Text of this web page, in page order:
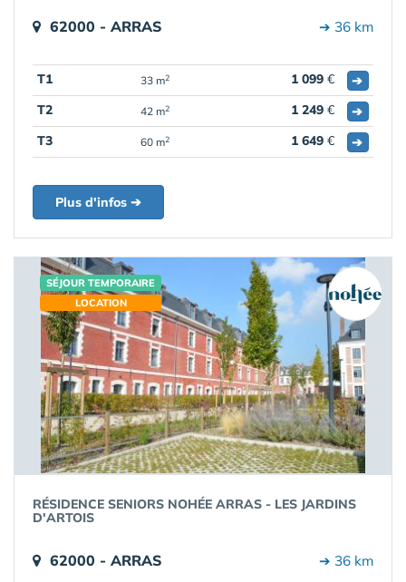
62000 - ARRAS ➔ 36 km
T1 33 m2 1 099 €
➔
T2
42 m2 1 249 €
➔
T3
60 m2 1 649 € ➔
Plus d'infos ➔
SÉJOUR TEMPORAIRE
LOCATION
RÉSIDENCE SENIORS NOHÉE ARRAS - LES JARDINS
D'ARTOIS
62000 - ARRAS ➔ 36 km